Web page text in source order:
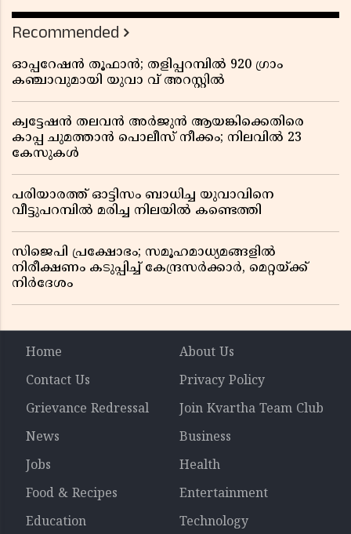
Recommended
ഓപ്പറേഷൻ തൂഫാൻ; തളിപ്പറമ്പിൽ 920 ഗ്രാം
കഞ്ചാവുമായി യുവാ വ് അറസ്റ്റിൽ
ക്വട്ടേഷൻ തലവൻ അർജുൻ ആയങ്കിക്കെതിരെ
കാപ്പ ചുമത്താൻ പൊലീസ് നീക്കം; നിലവിൽ 23
കേസുകൾ
പരിയാരത്ത് ഓട്ടിസം ബാധിച്ച യുവാവിനെ
വീട്ടുപറമ്പിൽ മരിച്ച നിലയിൽ കണ്ടെത്തി
സിജെപി പ്രക്ഷോഭം; സമൂഹമാധ്യമങ്ങളിൽ
നിരീക്ഷണം കടുപ്പിച്ച് കേന്ദ്രസർക്കാർ, മെറ്റയ്ക്ക്
നിർദേശം
Home
About Us
Contact Us
Privacy Policy
Grievance Redressal
Join Kvartha Team Club
News
Business
Jobs
Health
Food & Recipes
Entertainment
Education
Technology